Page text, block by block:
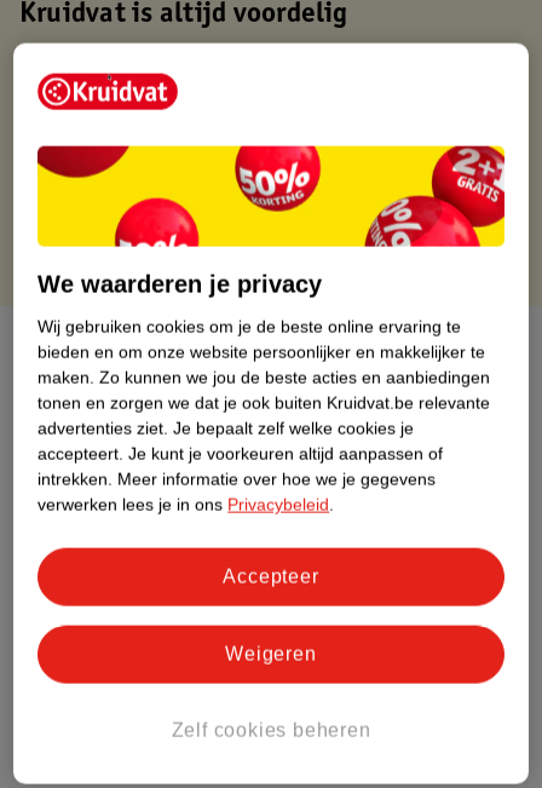
Kruidvat is altijd voordelig
Gratis ophalen in de winkel
Op werkdagen voor 22:00 uur besteld, volgende dag in huis
Gratis retourneren binnen 30 dagen
Gratis punten met je Kruidvat kaart
Over dit product
Productinformatie
Etiketinformatie
Nature Impact Score
Dit product heeft (nog) geen Nature
Impact Score.
Meer informatie
Bestel & Bezorginformatie
We waarderen je privacy
Wij gebruiken cookies om je de beste online ervaring te
bieden en om onze website persoonlijker en makkelijker te
maken. Zo kunnen we jou de beste acties en aanbiedingen
tonen en zorgen we dat je ook buiten Kruidvat.be relevante
advertenties ziet. Je bepaalt zelf welke cookies je
accepteert. Je kunt je voorkeuren altijd aanpassen of
intrekken. Meer informatie over hoe we je gegevens
verwerken lees je in ons Privacybeleid.
Zelf cookies beheren
Weigeren
Accepteer